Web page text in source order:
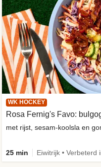
WK HOCKEY
Rosa Fernig's Favo:
met rijst, sesam-koolsla en
25 min Eiwitrijk • Verbeterd